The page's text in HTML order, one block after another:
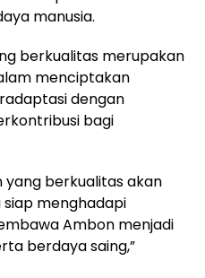
manusia.
berkualitas merupakan
menciptakan
dengan
bagi
yang berkualitas akan
menghadapi
Ambon menjadi
berdaya saing,”